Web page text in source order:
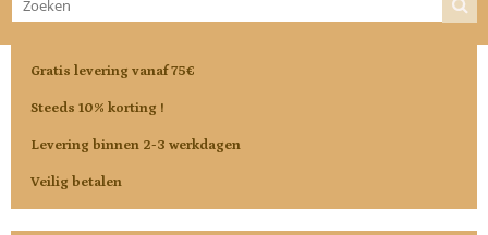
Gratis levering vanaf 75€
Steeds 10% korting !
Levering binnen 2-3 werkdagen
Veilig betalen